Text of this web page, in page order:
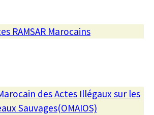
RAMSAR Marocains
des Actes Illégaux sur les
Sauvages(OMAIOS)